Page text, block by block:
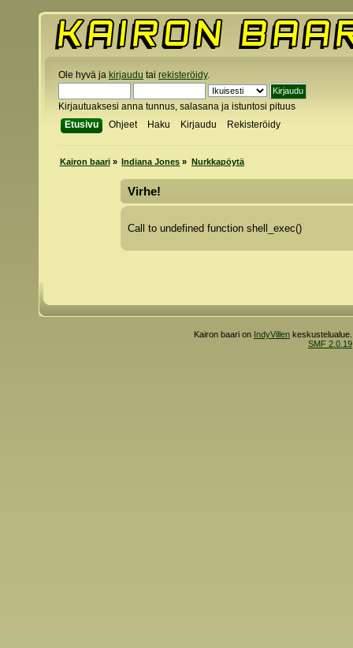
Ole hyvä ja kirjaudu tai rekisteröidy.
Kirjautuaksesi anna tunnus, salasana ja istuntosi pituus
Etusivu
Ohjeet Haku Kirjaudu Rekisteröidy
Kairon baari» Indiana Jones » Nurkkapöytä
Virhe!
Call to undefined function shell_exec()
Kairon baari on IndyVillen
SMF 2.0.19